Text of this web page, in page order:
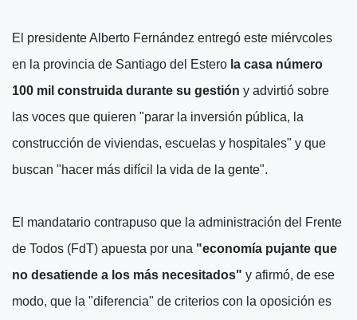
El presidente Alberto Fernández entregó este miérvcoles
en la provincia de Santiago del Estero la casa número
100 mil construida durante su gestión y advirtió sobre
las voces que quieren "parar la inversión pública, la
construcción de viviendas, escuelas y hospitales" y que
buscan "hacer más difícil la vida de la gente".
El mandatario contrapuso que la administración del Frente
de Todos (FdT) apuesta por una "economía pujante que
no desatiende a los más necesitados" y afirmó, de ese
modo, que la "diferencia" de criterios con la oposición es